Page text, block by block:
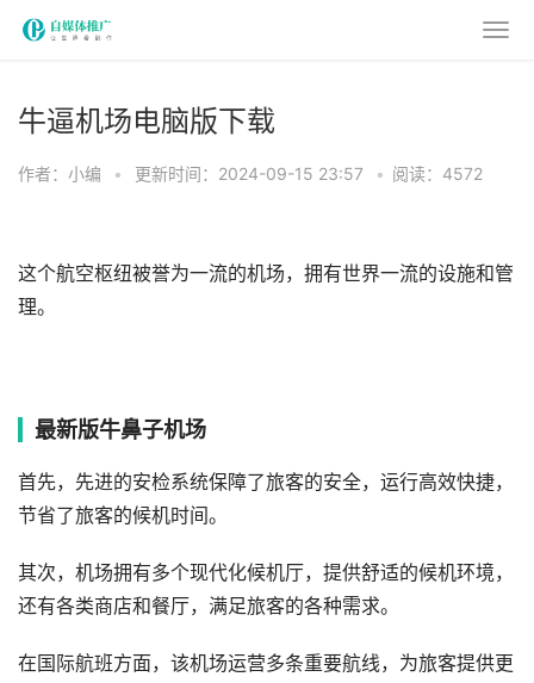
牛逼机场电脑版下载
作者：小编 • 更新时间：2024-09-15 23:57 • 阅读：4572
这个航空枢纽被誉为一流的机场，拥有世界一流的设施和管
理。
最新版牛鼻子机场
首先，先进的安检系统保障了旅客的安全，运行高效快捷，
节省了旅客的候机时间。
其次，机场拥有多个现代化候机厅，提供舒适的候机环境，
还有各类商店和餐厅，满足旅客的各种需求。
在国际航班方面，该机场运营多条重要航线，为旅客提供更